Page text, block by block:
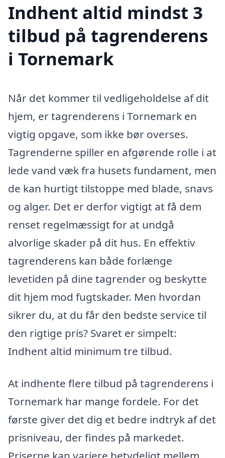
Indhent altid mindst 3
tilbud på tagrenderens
i Tornemark
Når det kommer til vedligeholdelse af dit
hjem, er tagrenderens i Tornemark en
vigtig opgave, som ikke bør overses.
Tagrenderne spiller en afgørende rolle i at
lede vand væk fra husets fundament, men
de kan hurtigt tilstoppe med blade, snavs
og alger. Det er derfor vigtigt at få dem
renset regelmæssigt for at undgå
alvorlige skader på dit hus. En effektiv
tagrenderens kan både forlænge
levetiden på dine tagrender og beskytte
dit hjem mod fugtskader. Men hvordan
sikrer du, at du får den bedste service til
den rigtige pris? Svaret er simpelt:
Indhent altid minimum tre tilbud.
At indhente flere tilbud på tagrenderens i
Tornemark har mange fordele. For det
første giver det dig et bedre indtryk af det
prisniveau, der findes på markedet.